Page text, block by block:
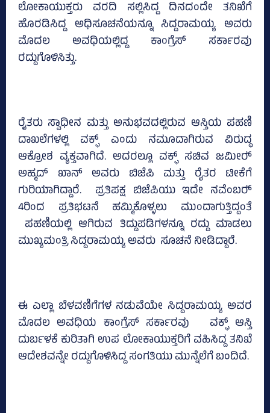
ಲೋಕಾಯುಕ್ತರು ವರದಿ ಸಲ್ಲಿಸಿದ್ದ ದಿನದಂದೇ ತನಿಖೆಗೆ
ಹೊರಡಿಸಿದ್ದ ಅಧಿಸೂಚನೆಯನ್ನೂ ಸಿದ್ದರಾಮಯ್ಯ ಅವರು
ಮೊದಲ ಅವಧಿಯಲ್ಲಿದ್ದ ಕಾಂಗ್ರೆಸ್‌ ಸರ್ಕಾರವು
ರದ್ದುಗೊಳಿಸಿತ್ತು.
ರೈತರು ಸ್ವಾಧೀನ ಮತ್ತು ಅನುಭವದಲ್ಲಿರುವ ಆಸ್ತಿಯ ಪಹಣಿ
ದಾಖಲೆಗಳಲ್ಲಿ ವಕ್ಫ್‌ ಎಂದು ನಮೂದಾಗಿರುವ ವಿರುದ್ಧ
ಆಕ್ರೋಶ ವ್ಯಕ್ತವಾಗಿದೆ. ಅದರಲ್ಲೂ ವಕ್ಫ್‌ ಸಚಿವ ಜಮೀರ್‍‌
ಅಹ್ಮದ್‌ ಖಾನ್‌ ಅವರು ಬಿಜೆಪಿ ಮತ್ತು ರೈತರ ಟೀಕೆಗೆ
ಗುರಿಯಾಗಿದ್ದಾರೆ. ಪ್ರತಿಪಕ್ಷ ಬಿಜೆಪಿಯು ಇದೇ ನವೆಂಬರ್‍‌
4ರಿಂದ ಪ್ರತಿಭಟನೆ ಹಮ್ಮಿಕೊಳ್ಳಲು ಮುಂದಾಗುತ್ತಿದ್ದಂತೆ
ಪಹಣಿಯಲ್ಲಿ ಆಗಿರುವ ತಿದ್ದುಪಡಿಗಳನ್ನೂ ರದ್ದು ಮಾಡಲು
ಮುಖ್ಯಮಂತ್ರಿ ಸಿದ್ದರಾಮಯ್ಯ ಅವರು ಸೂಚನೆ ನೀಡಿದ್ದಾರೆ.
ಈ ಎಲ್ಲಾ ಬೆಳವಣಿಗೆಗಳ ನಡುವೆಯೇ ಸಿದ್ದರಾಮಯ್ಯ ಅವರ
ಮೊದಲ ಅವಧಿಯ ಕಾಂಗ್ರೆಸ್‌ ಸರ್ಕಾರವು ವಕ್ಫ್‌ ಆಸ್ತಿ
ದುರ್ಬಳಕೆ ಕುರಿತಾಗಿ ಉಪ ಲೋಕಾಯುಕ್ತರಿಗೆ ವಹಿಸಿದ್ದ ತನಿಖೆ
ಆದೇಶವನ್ನೇ ರದ್ದುಗೊಳಿಸಿದ್ದ ಸಂಗತಿಯು ಮುನ್ನೆಲೆಗೆ ಬಂದಿದೆ.